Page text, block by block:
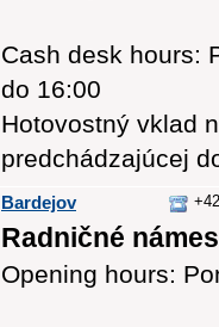
Cash desk hours:
do 16:00
Hotovostný vklad
predchádzajúcej
Bardejov
Radničné
Opening hours: